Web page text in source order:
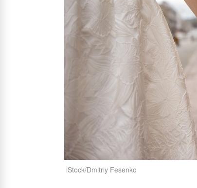
iStock/Dmitriy Fesenko